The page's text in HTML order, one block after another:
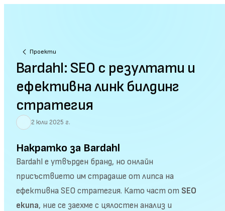
Проекти
Bardahl: SEO с резултати и
ефективна линк билдинг
стратегия
2 юли 2025 г.
Накратко за Bardahl
Bardahl е утвърден бранд, но онлайн
присъствието им страдаше от липса на
ефективна SEO стратегия. Като част от SEO
екипа, ние се заехме с цялостен анализ и